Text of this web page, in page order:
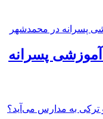
آموزشی پسرانه